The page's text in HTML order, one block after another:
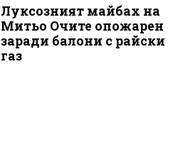
Луксозният майбах на
Митьо Очите опожарен
заради балони с райски
газ